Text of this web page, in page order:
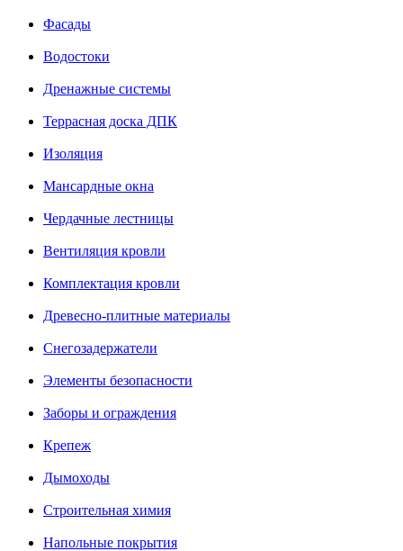
Фасады
Водостоки
Дренажные системы
Террасная доска ДПК
Изоляция
Мансардные окна
Чердачные лестницы
Вентиляция кровли
Комплектация кровли
Древесно-плитные материалы
Снегозадержатели
Элементы безопасности
Заборы и ограждения
Крепеж
Дымоходы
Строительная химия
Напольные покрытия